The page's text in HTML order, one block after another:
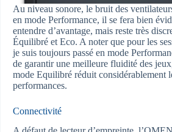
Au niveau sonore, le bruit des
en mode Performance, il se fera bien
entendre d’avantage, mais reste très
Équilibré et Eco. A noter que pour les
je suis toujours passé en mode
de garantir une meilleure fluidité des
mode Equilibré réduit considérablement
performances.
Connectivité